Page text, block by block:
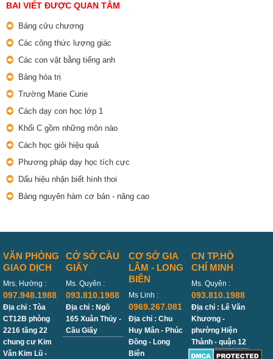
BAI VIẾT ĐƯỢC QUAN TÂM
Bảng cửu chương
Các công thức lượng giác
Các con vật bằng tiếng anh
Bảng hóa trị
Trường Marie Curie
Cách dạy con học lớp 1
Khối C gồm những môn nào
Cách học giỏi hiệu quả
Phương pháp dạy học tích cực
Dấu hiệu nhận biết hình thoi
Bảng nguyên hàm cơ bản - nâng cao
VĂN PHÒNG
GIAO DỊCH
Mrs. Hường :
097.948.1988
Địa chỉ : Tòa
CT12B phòng
2216 tầng 22
chung cư Kim
Văn Kim Lũ -
CỞ SỞ CẦU
GIẤY
Ms. Quyên :
093.810.1988
Địa chỉ : Ngõ
165 Xuân Thủy -
Cầu Giấy
CƠ SỞ GIA
LÂM - LONG
BIÊN
Ms Linh :
0969.267.081
Địa chỉ : Chu
Huy Mân - Phúc
Đồng - Long
Biên
CN TP.HỒ
CHÍ MINH
Ms. Quyên :
093.810.1988
Địa chỉ : Lê Văn
Khương -
phường Hiện
Thành - quận 12